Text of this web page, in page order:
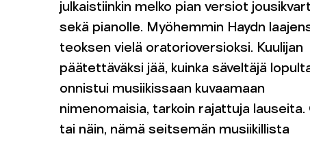
julkaistiinkin melko pian versiot
sekä pianolle. Myöhemmin Haydn
teoksen vielä oratorioversioksi. Kuulijan
päätettäväksi jää, kuinka säveltäjä
onnistui musiikissaan kuvaamaan
nimenomaisia, tarkoin rajattuja lauseita.
tai näin, nämä seitsemän musiikillista